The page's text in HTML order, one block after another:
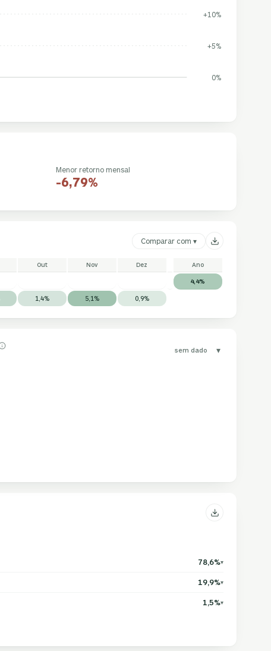
0%
+5%
+10%
Menor retorno mensal
-6,79%
Comparar com ▾
Out Nov Dez Ano
4,4%
1,4% 5,1% 0,9%
sem dado ▾
78,6%▾
19,9%▾
1,5%▾